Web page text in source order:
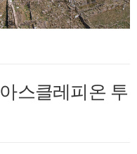
스클레피온 투